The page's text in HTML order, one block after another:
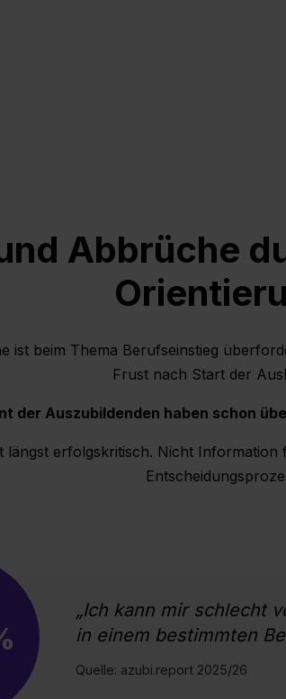
Abbrüche
ist beim Thema Berufseinstieg
Frust nach Start der
der Auszubildenden haben schon
längst erfolgskritisch. Nicht Information
„Ich kann mir schlecht
in einem bestimmten
Quelle: azubi.report 2025/26